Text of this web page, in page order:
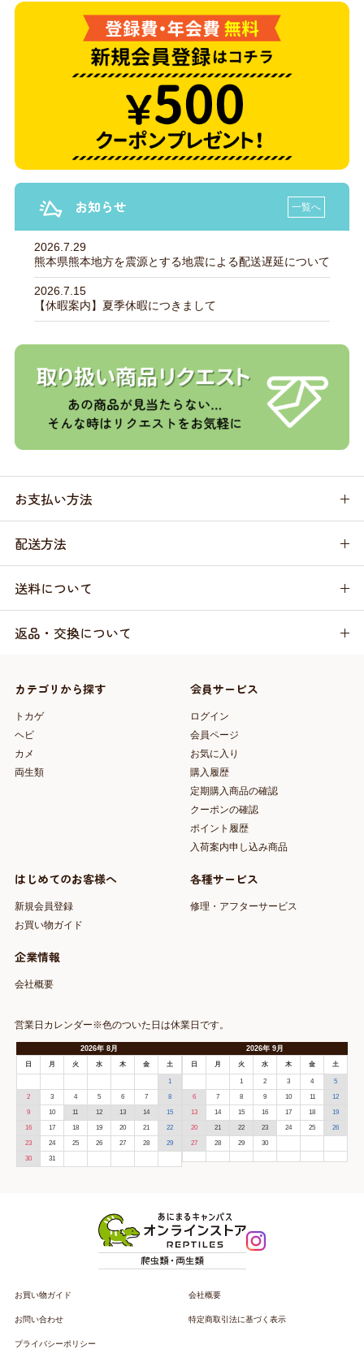
お知らせ 一覧へ
2026.7.29
熊本県熊本地方を震源とする地震による配送遅延について
2026.7.15
【休暇案内】夏季休暇につきまして
お支払い方法
配送方法
送料について
返品・交換について
カテゴリから探す
トカゲ
ヘビ
カメ
両生類
会員サービス
ログイン
会員ページ
お気に入り
購入履歴
定期購入商品の確認
クーポンの確認
ポイント履歴
入荷案内申し込み商品
はじめてのお客様へ
新規会員登録
お買い物ガイド
各種サービス
修理・アフターサービス
企業情報
会社概要
営業日カレンダー※色のついた日は休業日です。
2026年 8月
日 月 火 水 木 金 土
1
2 3 4 5 6 7 8
9 10 11 12 13 14 15
16 17 18 19 20 21 22
23 24 25 26 27 28 29
30 31
2026年9月
日 月 火 水 木 金 土
1 2 3 4 5
6 7 8 9 10 11 12
13 14 15 16 17 18 19
20 21 22 23 24 25 26
27 28 29 30
お買い物ガイド 会社概要
お問い合わせ 特定商取引法に基づく表示
プライバシーポリシー